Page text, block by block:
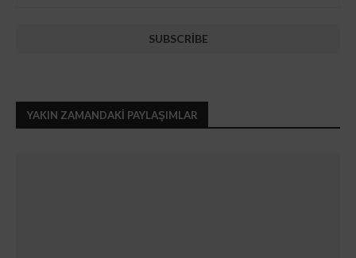
YAKIN ZAMANDAKI PAYLAŞIMLAR